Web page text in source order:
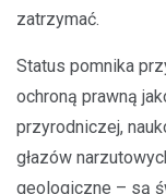
zatrzymać.
Status pomnika
ochroną prawną
przyrodniczej,
głazów
geologiczne – są